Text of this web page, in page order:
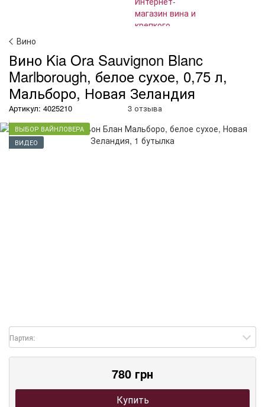
Вино
Вино Kia Ora Sauvignon Blanc
Marlborough, белое сухое, 0,75 л,
Мальборо, Новая Зеландия
Артикул: 4025210 3 отзыва
ВЫБОР ВАЙНЛОВЕРА
ВИДЕО
Партия:
780 грн
Купить